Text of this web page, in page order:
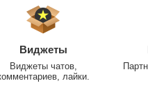
Виджеты
Виджеты чатов,
лайки.